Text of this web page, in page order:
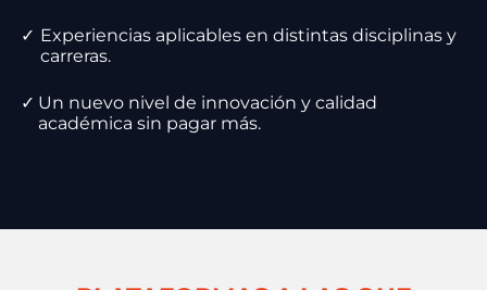
✓ Experiencias aplicables en distintas disciplinas y
carreras.
✓ Un nuevo nivel de innovación y calidad
académica sin pagar más.